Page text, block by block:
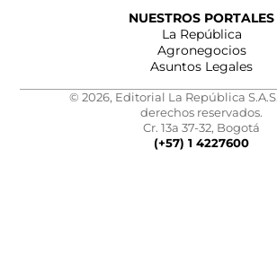
NUESTROS PORTALES
La República
Agronegocios
Asuntos Legales
© 2026, Editorial La República
derechos reservados.
Cr. 13a 37-32, Bogotá
(+57) 1 4227600